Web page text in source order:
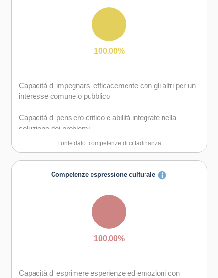
Capacità di favorire il proprio benessere fisico ed
gruppo sia in maniera autonoma
Capacità di comunicare e negoziare efficacemente con
Capacità di possedere spirito di iniziativa e
autoconsapevolezza
Capacità di essere proattivi e lungimiranti
Capacità di coraggio e perseveranza nel raggiungimento
degli obiettivi
Capacità di motivare gli altri e valorizzare le loro idee, di
Capacità di accettare la responsabilità
100.00%
Capacità di impegnarsi efficacemente con gli altri per un
interesse comune o pubblico
Capacità di pensiero critico e abilità integrate nella
soluzione dei problemi
Fonte dato: competenze di cittadinanza
Competenze espressione culturale
100.00%
Capacità di esprimere esperienze ed emozioni con